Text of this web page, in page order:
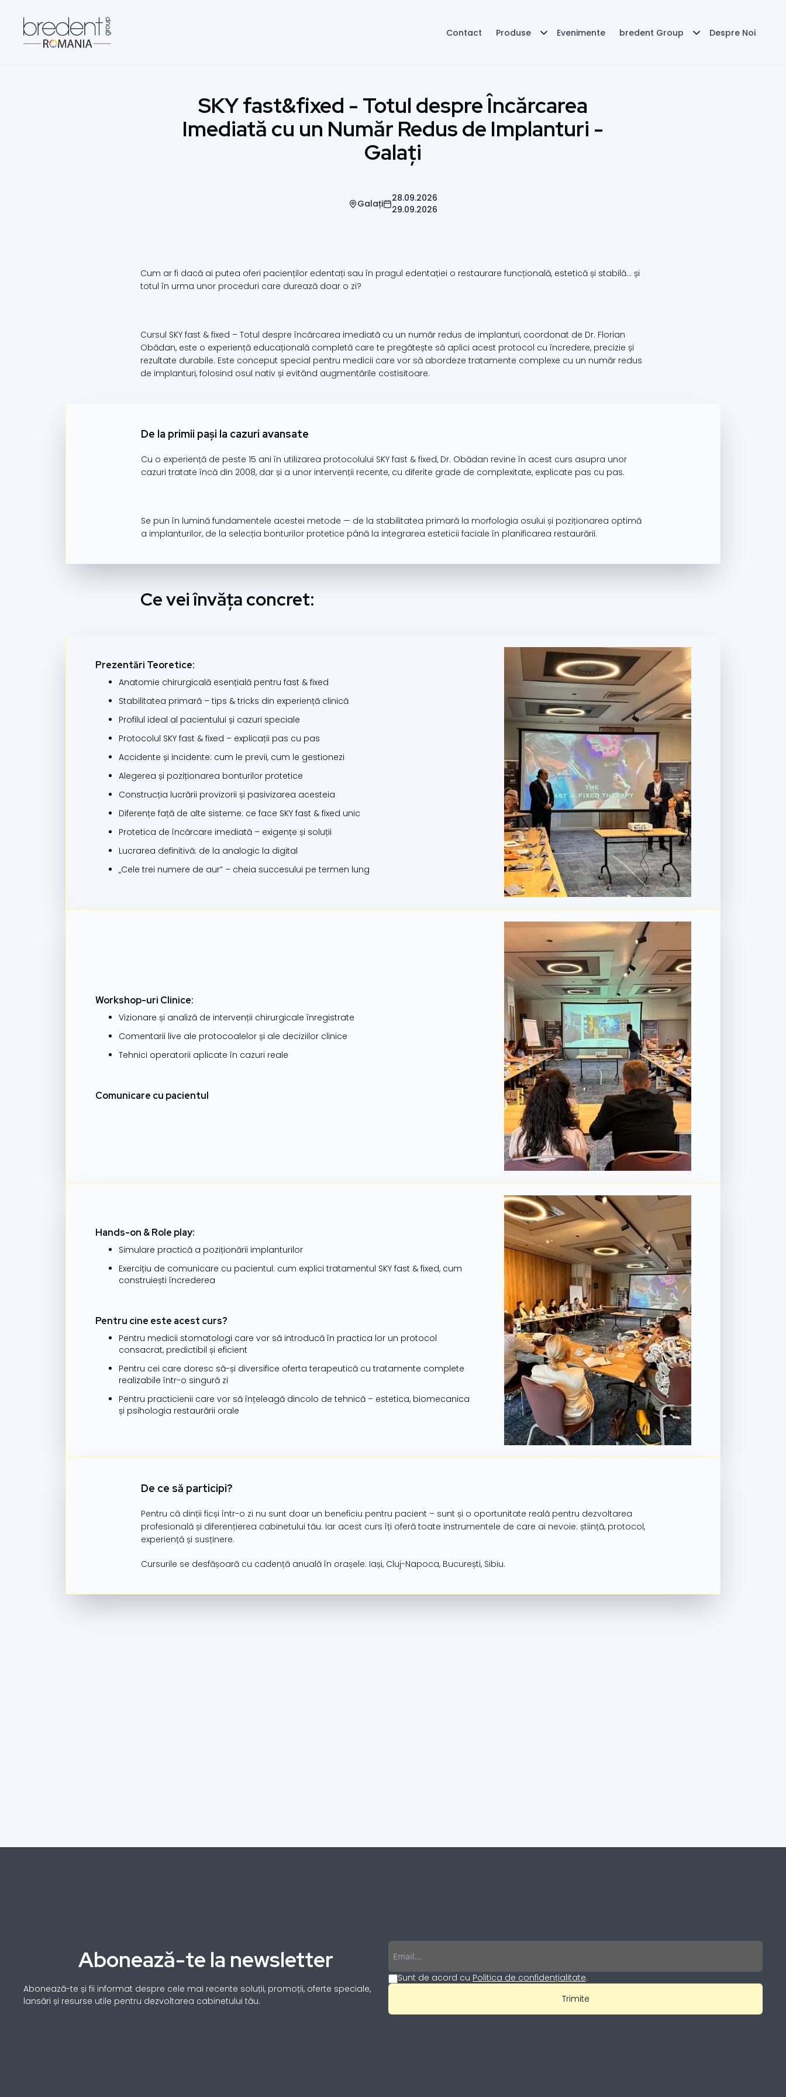
Contact Produse Evenimente bredent Group Despre Noi
SKY fast&fixed - Totul despre Încărcarea
Imediată cu un Număr Redus de Implanturi -
Galați
Galați
28.09.2026
29.09.2026
Cum ar fi dacă ai putea oferi pacienților edentați sau în pragul edentației o restaurare funcțională, estetică și stabilă… și
totul în urma unor proceduri care durează doar o zi?
Cursul SKY fast & fixed – Totul despre încărcarea imediată cu un număr redus de implanturi, coordonat de Dr. Florian
Obădan, este o experiență educațională completă care te pregătește să aplici acest protocol cu încredere, precizie și
rezultate durabile. Este conceput special pentru medicii care vor să abordeze tratamente complexe cu un număr redus
de implanturi, folosind osul nativ și evitând augmentările costisitoare.
De la primii pași la cazuri avansate
Cu o experiență de peste 15 ani în utilizarea protocolului SKY fast & fixed, Dr. Obădan revine în acest curs asupra unor
cazuri tratate încă din 2008, dar și a unor intervenții recente, cu diferite grade de complexitate, explicate pas cu pas.
Se pun în lumină fundamentele acestei metode — de la stabilitatea primară la morfologia osului și poziționarea optimă
a implanturilor, de la selecția bonturilor protetice până la integrarea esteticii faciale în planificarea restaurării.
Ce vei învăța concret:
Prezentări Teoretice:
Anatomie chirurgicală esențială pentru fast & fixed
Stabilitatea primară – tips & tricks din experiență clinică
Profilul ideal al pacientului și cazuri speciale
Protocolul SKY fast & fixed – explicații pas cu pas
Accidente și incidente: cum le previi, cum le gestionezi
Alegerea și poziționarea bonturilor protetice
Construcția lucrării provizorii și pasivizarea acesteia
Diferențe față de alte sisteme: ce face SKY fast & fixed unic
Protetica de încărcare imediată – exigențe și soluții
Lucrarea definitivă: de la analogic la digital
„Cele trei numere de aur” – cheia succesului pe termen lung
Workshop-uri Clinice:
Vizionare și analiză de intervenții chirurgicale înregistrate
Comentarii live ale protocoalelor și ale deciziilor clinice
Tehnici operatorii aplicate în cazuri reale
Comunicare cu pacientul
Hands-on & Role play:
Simulare practică a poziționării implanturilor
Exercițiu de comunicare cu pacientul: cum explici tratamentul SKY fast & fixed, cum
construiești încrederea
Pentru cine este acest curs?
Pentru medicii stomatologi care vor să introducă în practica lor un protocol
consacrat, predictibil și eficient
Pentru cei care doresc să-și diversifice oferta terapeutică cu tratamente complete
realizabile într-o singură zi
Pentru practicienii care vor să înțeleagă dincolo de tehnică – estetica, biomecanica
și psihologia restaurării orale
De ce să participi?
Pentru că dinții ficși într-o zi nu sunt doar un beneficiu pentru pacient – sunt și o oportunitate reală pentru dezvoltarea
profesională și diferențierea cabinetului tău. Iar acest curs îți oferă toate instrumentele de care ai nevoie: știință, protocol,
experiență și susținere.
Cursurile se desfășoară cu cadență anuală în orașele: Iași, Cluj-Napoca, București, Sibiu.
Abonează-te la newsletter
Abonează-te și fii informat despre cele mai recente soluții, promoții, oferte speciale,
lansări și resurse utile pentru dezvoltarea cabinetului tău.
Email
Sunt de acord cu Politica de confidențialitate.
Trimite